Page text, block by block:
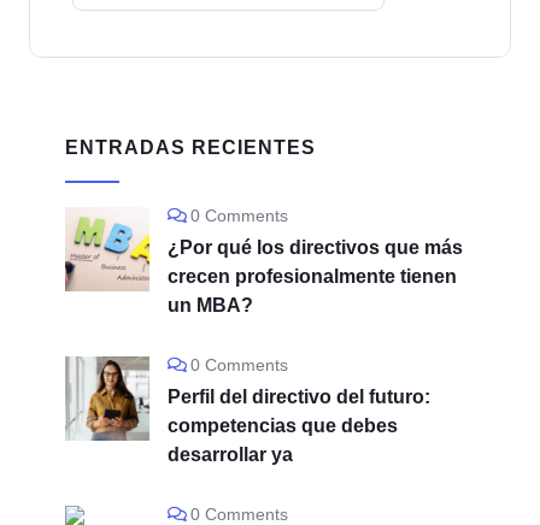
ENTRADAS RECIENTES
0 Comments
¿Por qué los directivos que más
crecen profesionalmente tienen
un MBA?
0 Comments
Perfil del directivo del futuro:
competencias que debes
desarrollar ya
0 Comments